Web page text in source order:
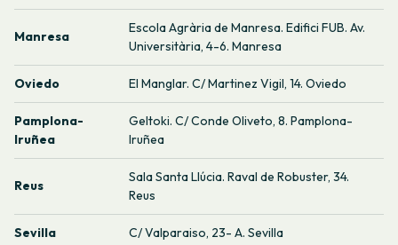
Manresa
Escola Agrària de Manresa. Edifici FUB. Av.
Universitària, 4-6. Manresa
Oviedo El Manglar. C/ Martinez Vigil, 14. Oviedo
Pamplona-
Iruñea
Geltoki. C/ Conde Oliveto, 8. Pamplona-
Iruñea
Reus
Sala Santa Llúcia. Raval de Robuster, 34.
Reus
Sevilla C/ Valparaiso, 23- A. Sevilla